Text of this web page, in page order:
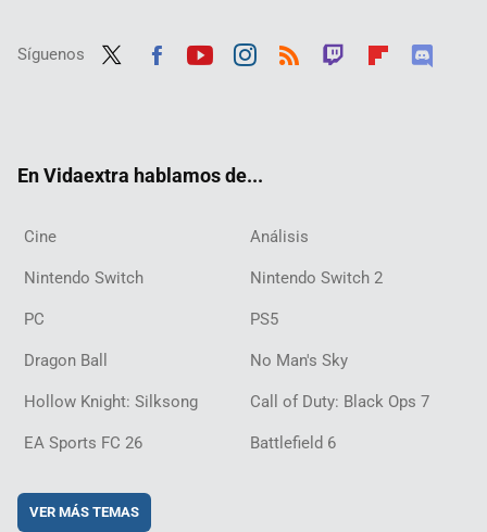
Síguenos
En Vidaextra hablamos de...
Cine Análisis
Nintendo Switch Nintendo Switch 2
PC PS5
Dragon Ball No Man's Sky
Hollow Knight: Silksong Call of Duty: Black Ops 7
EA Sports FC 26 Battlefield 6
VER MÁS TEMAS